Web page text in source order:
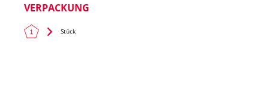
VERPACKUNG
Stück